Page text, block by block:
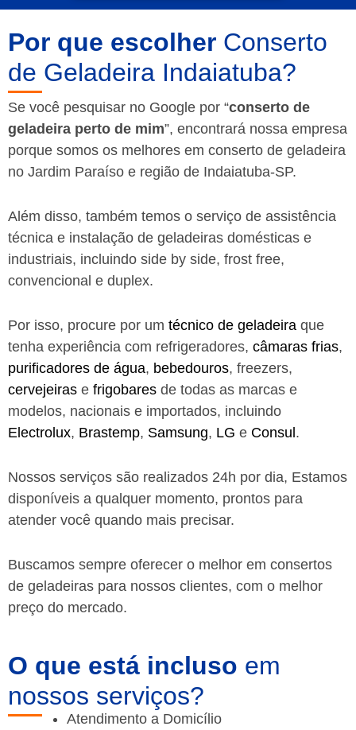
Por que escolher Conserto
de Geladeira Indaiatuba?
Se você pesquisar no Google por “conserto de
geladeira perto de mim”, encontrará nossa empresa
porque somos os melhores em conserto de geladeira
no Jardim Paraíso e região de Indaiatuba-SP.
Além disso, também temos o serviço de assistência
técnica e instalação de geladeiras domésticas e
industriais, incluindo side by side, frost free,
convencional e duplex.
Por isso, procure por um técnico de geladeira que
tenha experiência com refrigeradores, câmaras frias,
purificadores de água, bebedouros, freezers,
cervejeiras e frigobares de todas as marcas e
modelos, nacionais e importados, incluindo
Electrolux, Brastemp, Samsung, LG e Consul .
Nossos serviços são realizados 24h por dia, Estamos
disponíveis a qualquer momento, prontos para
atender você quando mais precisar.
Buscamos sempre oferecer o melhor em consertos
de geladeiras para nossos clientes, com o melhor
preço do mercado.
O que está incluso em
nossos serviços?
Atendimento a Domicílio